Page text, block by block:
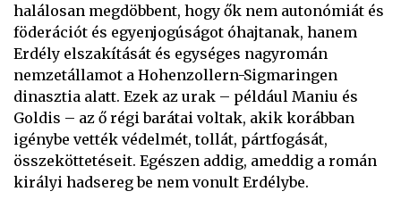
halálosan megdöbbent, hogy ők nem autonómiát és
föderációt és egyenjogúságot óhajtanak, hanem
Erdély elszakítását és egységes nagyromán
nemzetállamot a Hohenzollern-Sigmaringen
dinasztia alatt. Ezek az urak – például Maniu és
Goldis – az ő régi barátai voltak, akik korábban
igénybe vették védelmét, tollát, pártfogását,
összeköttetéseit. Egészen addig, ameddig a román
királyi hadsereg be nem vonult Erdélybe.